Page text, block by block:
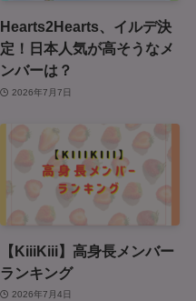
Hearts2Hearts、イルデ決
定！日本人気が高そうなメ
ンバーは？
2026年7月7日
【KiiiKiii】高身長メンバー
ランキング
2026年7月4日